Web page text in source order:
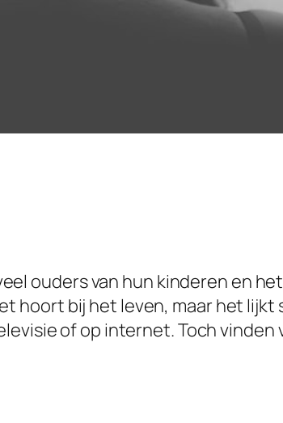
ouders van hun kinderen en
hoort bij het leven, maar het lijkt
of op internet. Toch